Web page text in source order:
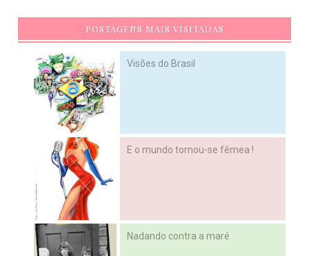
POSTAGENS MAIS VISITADAS
Visões do Brasil
E o mundo tornou-se fêmea !
Nadando contra a maré